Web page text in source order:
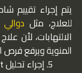
يتم إجراء تقييم
للعلاج، مثل
الالتهابات، لأن
المنوية ويرفع فرص
إجراء تحليل DNA Fragmentation Test